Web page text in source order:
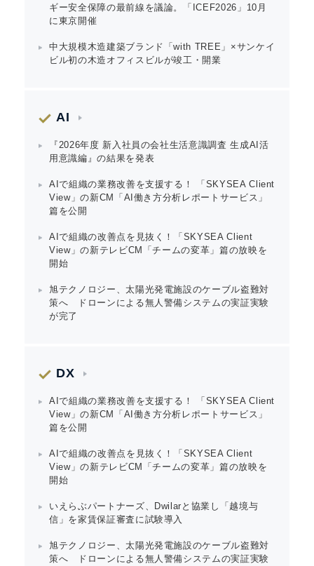
ギー安全保障の最前線を議論。「ICEF2026」10月
に東京開催
中大規模木造建築ブランド「with TREE」×サンケイ
ビル初の木造オフィスビルが竣工・開業
AI
『2026年度 新入社員の会社生活意識調査 生成AI活
用意識編』の結果を発表
AIで組織の業務改善を支援する！ 「SKYSEA Client
View」の新CM「AI働き方分析レポートサービス」
篇を公開
AIで組織の改善点を見抜く！「SKYSEA Client
View」の新テレビCM「チームの変革」篇の放映を
開始
旭テクノロジー、太陽光発電施設のケーブル盗難対
策へ ドローンによる無人警備システムの実証実験
が完了
DX
AIで組織の業務改善を支援する！ 「SKYSEA Client
View」の新CM「AI働き方分析レポートサービス」
篇を公開
AIで組織の改善点を見抜く！「SKYSEA Client
View」の新テレビCM「チームの変革」篇の放映を
開始
いえらぶパートナーズ、Dwilarと協業し「越境与
信」を家賃保証審査に試験導入
旭テクノロジー、太陽光発電施設のケーブル盗難対
策へ ドローンによる無人警備システムの実証実験
Japanese